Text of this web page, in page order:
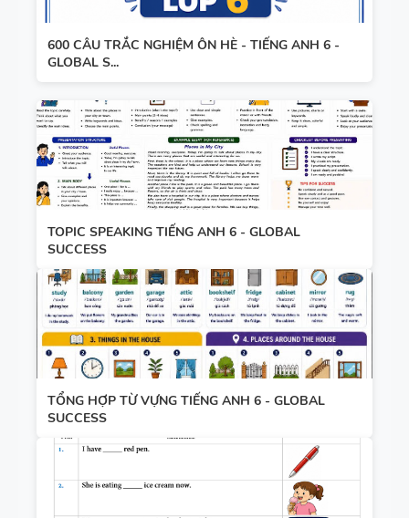
600 CÂU TRẮC NGHIỆM ÔN HÈ - TIẾNG ANH 6 -
GLOBAL S...
TOPIC SPEAKING TIẾNG ANH 6 - GLOBAL
SUCCESS
TỔNG HỢP TỪ VỰNG TIẾNG ANH 6 - GLOBAL
SUCCESS